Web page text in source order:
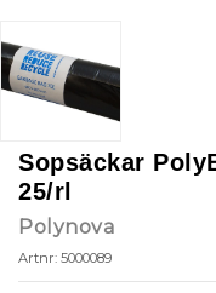
Sopsäckar
25/rl
Polynova
Artnr: 5000089